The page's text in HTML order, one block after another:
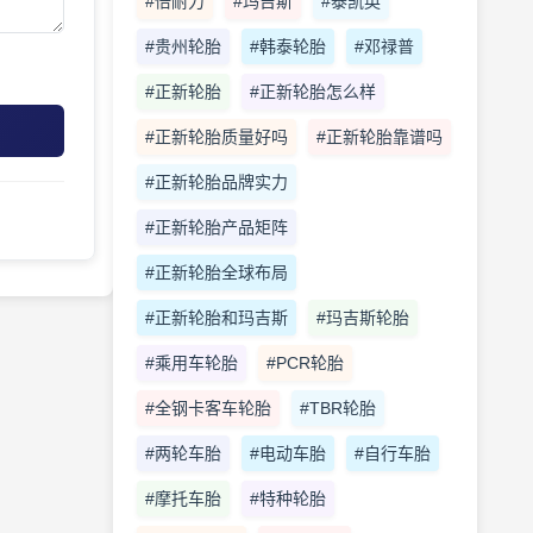
#贵州轮胎 #韩泰轮胎 #邓禄普
#正新轮胎 #正新轮胎怎么样
#正新轮胎质量好吗 #正新轮胎靠谱吗
#正新轮胎品牌实力
#正新轮胎产品矩阵
#正新轮胎全球布局
#正新轮胎和玛吉斯 #玛吉斯轮胎
#乘用车轮胎 #PCR轮胎
#全钢卡客车轮胎 #TBR轮胎
#两轮车胎 #电动车胎 #自行车胎
#摩托车胎 #特种轮胎